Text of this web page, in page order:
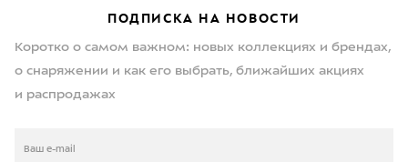
ПОДПИСКА НА НОВОСТИ
Коротко о самом важном: новых коллекциях и брендах,
о снаряжении и как его выбрать, ближайших акциях
и распродажах